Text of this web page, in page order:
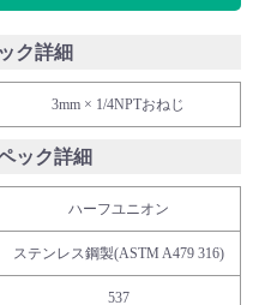
ク詳細
3mm × 1/4NPTおねじ
ック詳細
ハーフユニオン
ステンレス鋼製(ASTM A479 316)
537